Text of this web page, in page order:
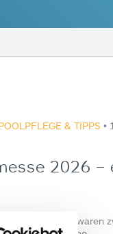
& TIPPS •
2026 –
voller Erfolg. Es waren